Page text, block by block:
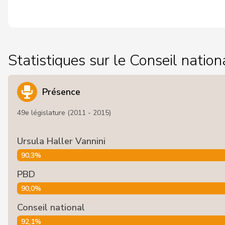
Statistiques sur le Conseil
Présence
49e législature (2011 - 2015)
Ursula Haller Vannini
90,3%
PBD
90,0%
Conseil national
92,1%